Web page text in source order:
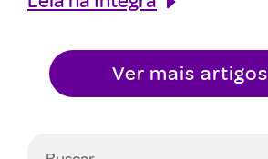
Ver mais artigos